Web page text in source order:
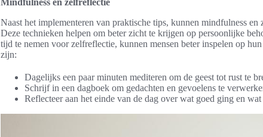
Mindfulness en zelfreflectie
Naast het implementeren van praktische tips, kunnen mindfulness
Deze technieken helpen om beter zicht te krijgen op persoonlijke
tijd te nemen voor zelfreflectie, kunnen mensen beter inspelen op
zijn:
Dagelijks een paar minuten mediteren om de geest tot rust te
Schrijf in een dagboek om gedachten en gevoelens te
Reflecteer aan het einde van de dag over wat goed ging en wat